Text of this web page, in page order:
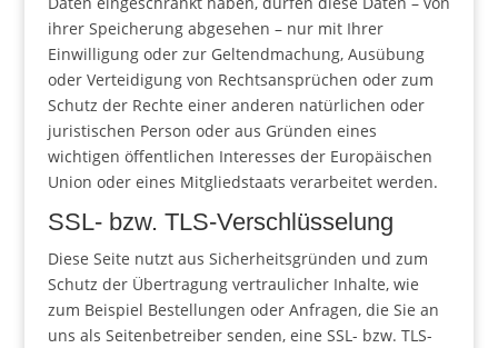
ihrer Speicherung abgesehen – nur mit Ihrer
Einwilligung oder zur Geltendmachung, Ausübung
oder Verteidigung von Rechtsansprüchen oder zum
Schutz der Rechte einer anderen natürlichen oder
juristischen Person oder aus Gründen eines
wichtigen öffentlichen Interesses der Europäischen
Union oder eines Mitgliedstaats verarbeitet werden.
SSL- bzw. TLS-Verschlüsselung
Diese Seite nutzt aus Sicherheitsgründen und zum
Schutz der Übertragung vertraulicher Inhalte, wie
zum Beispiel Bestellungen oder Anfragen, die Sie an
uns als Seitenbetreiber senden, eine SSL- bzw. TLS-